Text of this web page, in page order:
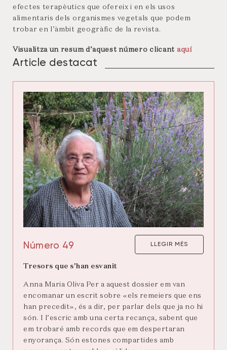
efectes terapèutics que ofereix i en els usos
alimentaris dels organismes vegetals que podem
trobar en l’àmbit geogràfic de la revista.
Visualitza un resum d’aquest número clicant aquí
Article destacat
Número 49
Tresors que s’han esvanit
LLEGIR MÉS
Anna Maria Oliva Per a aquest dossier em van
encomanar un escrit sobre «els remeiers que ens
han precedit», és a dir, per parlar dels que ja no hi
són. I l’escric amb una certa recança, sabent que
em trobaré amb records que em despertaran
enyorança. Són estones compartides amb